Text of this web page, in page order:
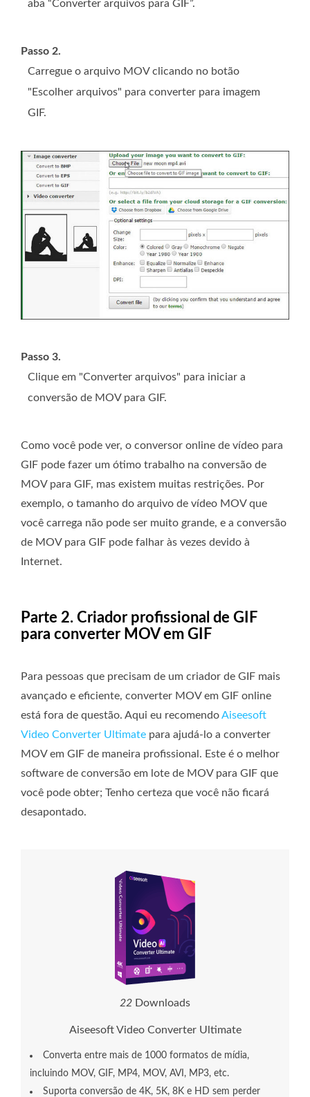
aba “Converter arquivos para GIF”.
Passo 2.
Carregue o arquivo MOV clicando no botão
"Escolher arquivos" para converter para imagem
GIF.
Passo 3.
Clique em "Converter arquivos" para iniciar a
conversão de MOV para GIF.
Como você pode ver, o conversor online de vídeo para
GIF pode fazer um ótimo trabalho na conversão de
MOV para GIF, mas existem muitas restrições. Por
exemplo, o tamanho do arquivo de vídeo MOV que
você carrega não pode ser muito grande, e a conversão
de MOV para GIF pode falhar às vezes devido à
Internet.
Parte 2. Criador profissional de GIF
para converter MOV em GIF
Para pessoas que precisam de um criador de GIF mais
avançado e eficiente, converter MOV em GIF online
está fora de questão. Aqui eu recomendoAiseesoft
Video Converter Ultimate para ajudá-lo a converter
MOV em GIF de maneira profissional. Este é o melhor
software de conversão em lote de MOV para GIF que
você pode obter; Tenho certeza que você não ficará
desapontado.
22 Downloads
Aiseesoft Video Converter Ultimate
Converta entre mais de 1000 formatos de mídia,
incluindo MOV, GIF, MP4, MOV, AVI, MP3, etc.
Suporta conversão de 4K, 5K, 8K e HD sem perder